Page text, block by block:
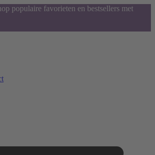
populaire favorieten en bestsellers met